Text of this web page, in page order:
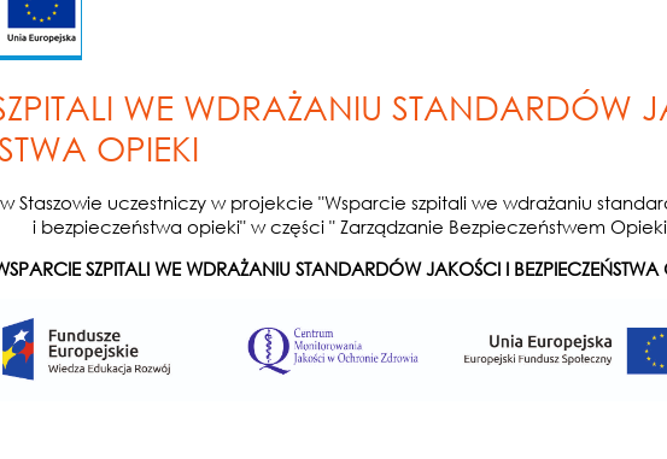
WE WDRAŻANIU STANDARDÓW
OPIEKI
w Staszowie uczestniczy w projekcie "Wsparcie szpitali we wdrażaniu
i bezpieczeństwa opieki" w części " Zarządzanie Bezpieczeństwem
SZPITALI WE WDRAŻANIU STANDARDÓW JAKOŚCI I BEZPIECZEŃSTWA